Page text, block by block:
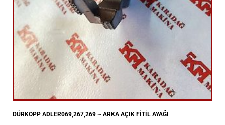
DÜRKOPP ADLER069,267,269 ~ ARKA AÇIK FİTİL AYAĞI